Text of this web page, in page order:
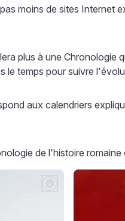
moins de sites Internet
plus à une Chronologie
le temps pour suivre
aux calendriers
de l'histoire